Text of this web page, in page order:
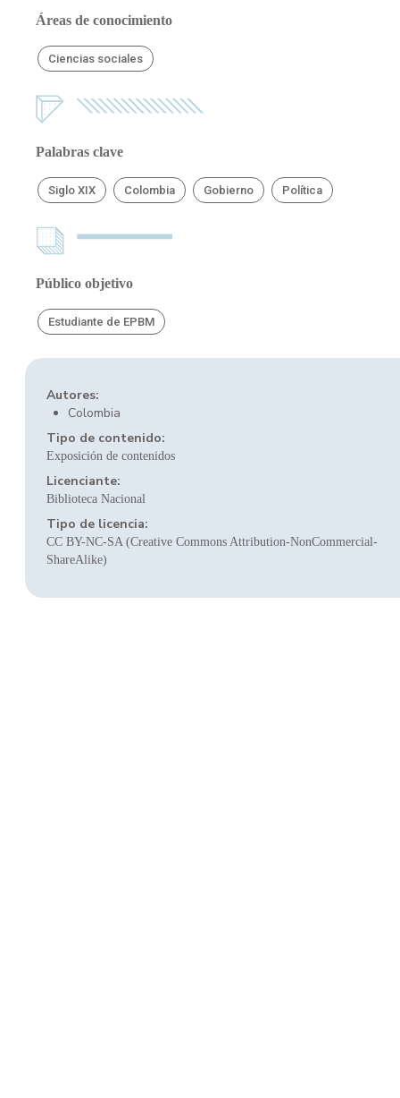
Áreas de conocimiento
Ciencias sociales
Palabras clave
Siglo XIX Colombia Gobierno Política
Público objetivo
Estudiante de EPBM
Autores:
Colombia
Tipo de contenido:
Exposición de contenidos
Licenciante:
Biblioteca Nacional
Tipo de licencia:
CC BY-NC-SA (Creative Commons Attribution-NonCommercial-
ShareAlike)